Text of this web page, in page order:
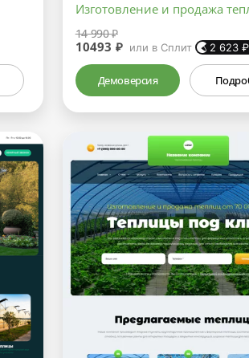
Изготовление и продажа
14 990 ₽
10493 ₽ или в Сплит 2 623 ₽
Демоверсия